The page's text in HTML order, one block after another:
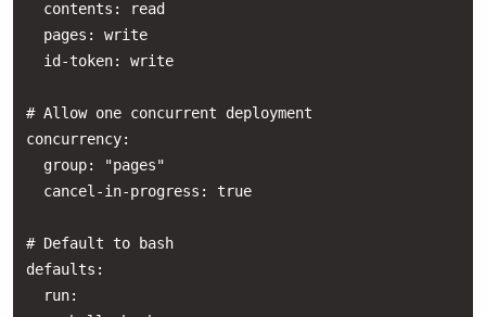
  contents: read
  pages: write
  id-token: write
# Allow one concurrent deployment
concurrency:
  group: "pages"
  cancel-in-progress: true
# Default to bash
defaults:
  run: